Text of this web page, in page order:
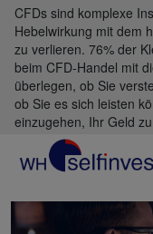
CFDs sind komplexe
Hebelwirkung mit dem
zu verlieren. 76% der
beim CFD-Handel mit
überlegen, ob Sie
ob Sie es sich leisten
einzugehen, Ihr Geld